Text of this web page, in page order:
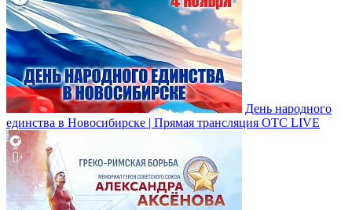
День народного
единства в Новосибирске | Прямая трансляция ОТС LIVE